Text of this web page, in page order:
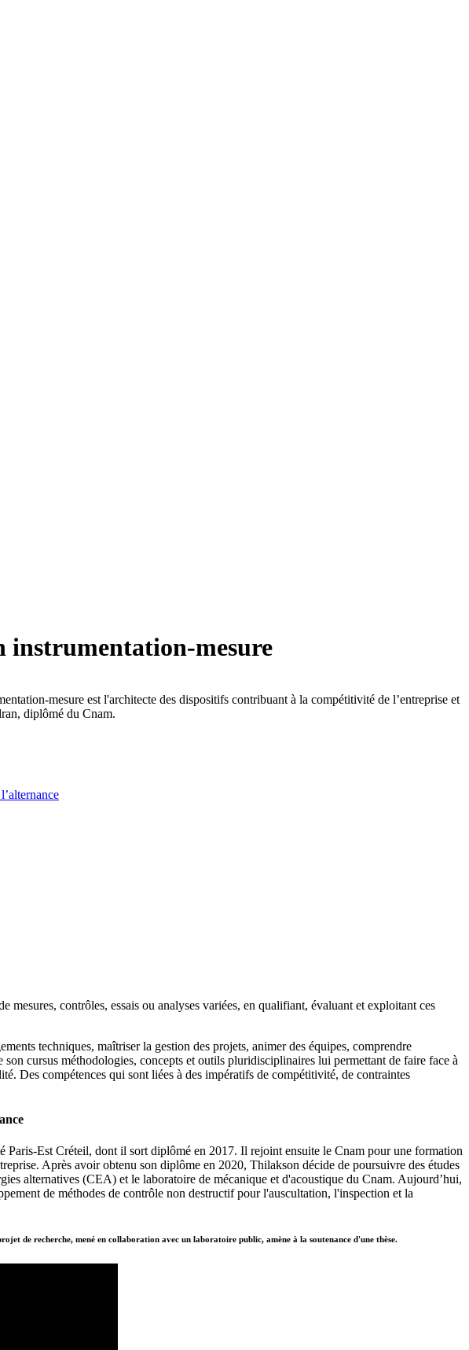
instrumentation-mesure
mesure est l'architecte des dispositifs contribuant à la compétitivité de l’entreprise et
diplômé du Cnam.
contrôles, essais ou analyses variées, en qualifiant, évaluant et exploitant ces
techniques, maîtriser la gestion des projets, animer des équipes, comprendre
cursus méthodologies, concepts et outils pluridisciplinaires lui permettant de faire face à
Des compétences qui sont liées à des impératifs de compétitivité, de contraintes
Est Créteil, dont il sort diplômé en 2017. Il rejoint ensuite le Cnam pour une formation
Après avoir obtenu son diplôme en 2020, Thilakson décide de poursuivre des études
alternatives (CEA) et le laboratoire de mécanique et d'acoustique du Cnam. Aujourd’hui,
de méthodes de contrôle non destructif pour l'auscultation, l'inspection et la
de recherche, mené en collaboration avec un laboratoire public, amène à la soutenance d'une thèse.